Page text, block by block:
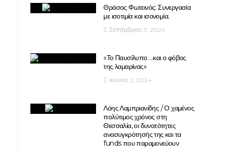
Θράσος Φωτεινός: Συνεργασία
με ισοτιμία και ισονομία.
Σεπτέμβριος 3, 2024
«Το Παυσίλυπο …και ο φόβος
της λαμαρίνας»
Ιούνιος 2, 2024
Λόης Λαμπριανίδης / Ο χαμένος
πολύτιμος χρόνος στη
Θεσσαλία, οι δυνατότητες
ανασυγκρότησής της και τα
funds που παραμονεύουν